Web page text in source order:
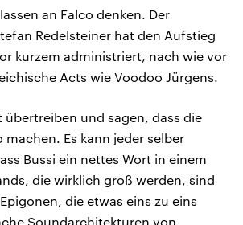
an Falco denken. Der
Redelsteiner hat den Aufstieg
kurzem administriert, nach wie vor
Acts wie Voodoo Jürgens.
übertreiben und sagen, dass die
machen. Es kann jeder selber
Bussi ein nettes Wort in einem
die wirklich groß werden, sind
die etwas eins zu eins
Soundarchitekturen von